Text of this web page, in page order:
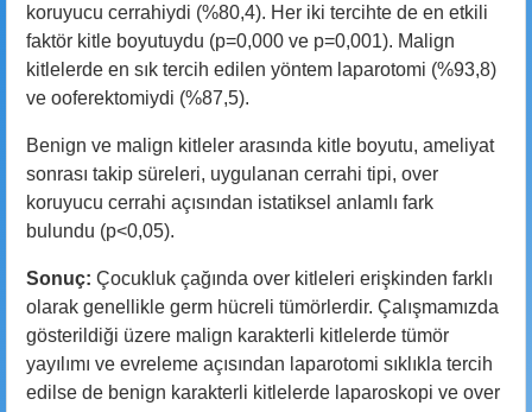
koruyucu cerrahiydi (%80,4). Her iki tercihte de en etkili
faktör kitle boyutuydu (p=0,000 ve p=0,001). Malign
kitlelerde en sık tercih edilen yöntem laparotomi (%93,8)
ve ooferektomiydi (%87,5).
Benign ve malign kitleler arasında kitle boyutu, ameliyat
sonrası takip süreleri, uygulanan cerrahi tipi, over
koruyucu cerrahi açısından istatiksel anlamlı fark
bulundu (p<0,05).
Sonuç: Çocukluk çağında over kitleleri erişkinden farklı
olarak genellikle germ hücreli tümörlerdir. Çalışmamızda
gösterildiği üzere malign karakterli kitlelerde tümör
yayılımı ve evreleme açısından laparotomi sıklıkla tercih
edilse de benign karakterli kitlelerde laparoskopi ve over